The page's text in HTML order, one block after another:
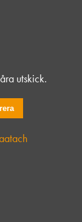
utskick.